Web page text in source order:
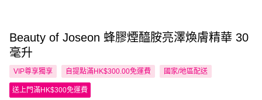
Beauty of Joseon 蜂膠煙醯胺亮澤煥膚精華 30
毫升
VIP尊享獨享 自提點滿HK$300.00免運費 國家/地區配送
送上門滿HK$300免運費